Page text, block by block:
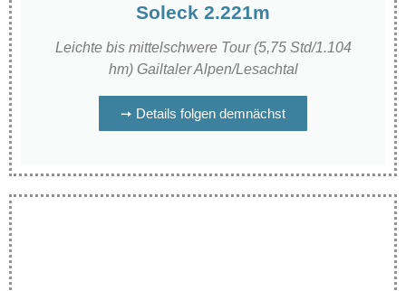
Soleck 2.221m
Leichte bis mittelschwere Tour (5,75 Std/1.104
hm) Gailtaler Alpen/Lesachtal
➙ Details folgen demnächst